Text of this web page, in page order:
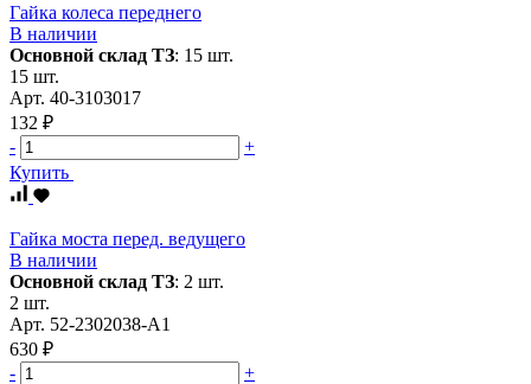
Гайка колеса переднего
В наличии
Основной склад ТЗ: 15 шт.
15 шт.
Арт. 40-3103017
132 ₽
-
+
Купить
Гайка моста перед. ведущего
В наличии
Основной склад ТЗ: 2 шт.
2 шт.
Арт. 52-2302038-А1
630 ₽
-
+